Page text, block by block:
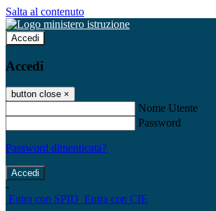
Salta al contenuto
Accedi
Accedi
button close ×
Nome Utente
Password
Password dimenticata?
-
Entra con SPID Entra con CIE